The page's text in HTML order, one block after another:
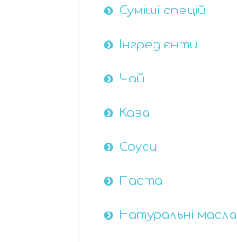
Суміші спецій
Інгредієнти
Чай
Кава
Соуси
Паста
Натуральні масла